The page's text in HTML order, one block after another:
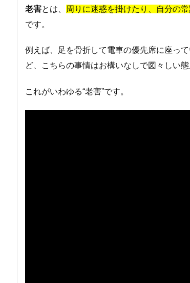
老害とは、
周りに迷惑を掛けたり、自分の
です。
例えば、足を骨折して電車の優先席に座っ
ど、こちらの事情はお構いなしで図々しい
これがいわゆる“老害”です。